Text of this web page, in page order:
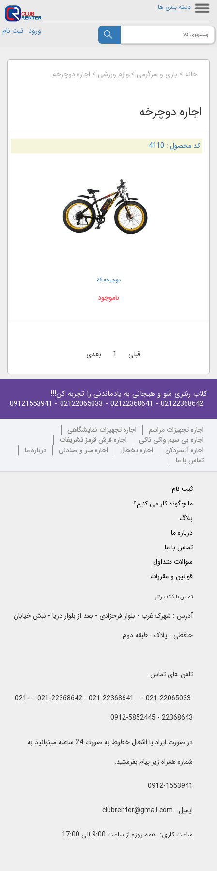
دسته بندی ها
ورود ثبت نام
خانه > بازی و سرگرمی >لوازم ورزشی > اجاره دوچرخه
اجاره دوچرخه
کد محصول : 4110
دوچرخه 26
ناموجود
قبلی 1 بعدی
کلاب رنتری شو و هیجانی به یادماندنی را تجربه کن!!!
02122368642
- 02122368641
- 02122065033
- 09121553941
اجاره تجهیزات مراسم
اجاره تجهیزات نمایشگاهی
اجاره بی سیم واکی تاکی
اجاره فرش قرمز تشریفات
اجاره آبسردکن
اجاره یخچال اجاره میز و صندلی
درباره ما
تماس با ما
ثبت نام
ما چگونه کار می کنیم؟
بلاگ
درباره ما
تماس با ما
سوالات متداول
قوانین و مقررات
تماس با کلاب رنتر
آدرس : شهرک غرب - بلوار فرحزادی - بعد از بلوار دریا - نبش خیابان
حافظی - پلاک - طبقه دوم
تلفن های تماس:
021-22065033 - 021-22368641 - 021-22368642 - 021-
22368643 - 0912-5852445
در صورت ایراد یا اشغال خطوط به صورت 24 ساعته میتوانید به
شماره همراه زیر پیام بفرستید.
0912-1553941
ایمیل: clubrenter@gmail.com
ساعت کاری: همه روزه از ساعت 9:00 الی 17:00